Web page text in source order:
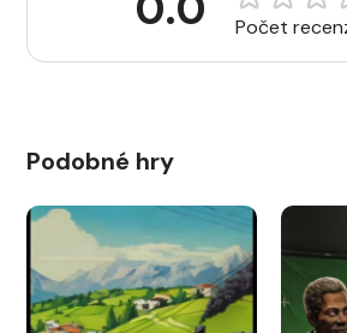
Počet
Podobné hry